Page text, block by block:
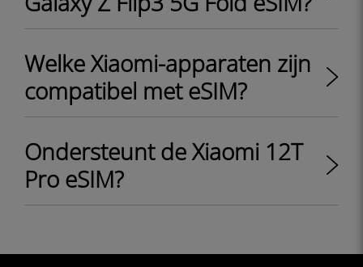
Welke Xiaomi-apparaten zijn
compatibel met eSIM?
Ondersteunt de Xiaomi 12T
Pro eSIM?